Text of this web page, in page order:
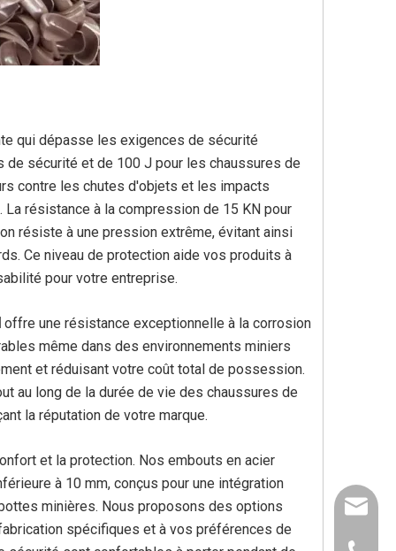
qui dépasse les exigences de sécurité
de sécurité et de 100 J pour les chaussures de
contre les chutes d'objets et les impacts
résistance à la compression de 15 KN pour
résiste à une pression extrême, évitant ainsi
Ce niveau de protection aide vos produits à
pour votre entreprise.
offre une résistance exceptionnelle à la corrosion
même dans des environnements miniers
et réduisant votre coût total de possession.
au long de la durée de vie des chaussures de
la réputation de votre marque.
et la protection. Nos embouts en acier
à 10 mm, conçus pour une intégration
minières. Nous proposons des options
spécifiques et à vos préférences de